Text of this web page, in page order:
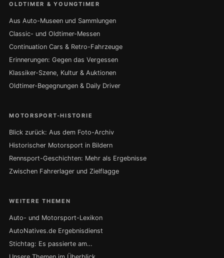
OLDTIMER & YOUNGTIMER
Aus Auto-Museen und Sammlungen
Classic- und Oldtimer-Messen
Continuation Cars & Retro-Fahrzeuge
Erinnerungen: Gegen das Vergessen
Klassiker-Szene, Kultur & Auktionen
Oldtimer-Begegnungen & Daily Driver
MOTORSPORT-HISTORIE
Blick zurück: Aus dem Foto-Archiv
Historischer Motorsport in Bildern
Rennsport-Geschichten: Mehr als Ergebnisse
Zwischen Fahrerlager und Zielflagge
WEITERE THEMEN
Auto- und Motorsport-Lexikon
AutoNatives.de Ergebnisdienst
Stichtag: Es passierte am…